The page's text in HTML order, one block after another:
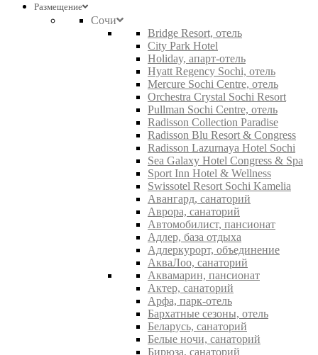
Размещение
Сочи
Bridge Resort, отель
City Park Hotel
Holiday, апарт-отель
Hyatt Regency Sochi, отель
Mercure Sochi Centre, отель
Orchestra Crystal Sochi Resort
Pullman Sochi Centre, отель
Radisson Collection Paradise
Radisson Blu Resort & Congress
Radisson Lazurnaya Hotel Sochi
Sea Galaxy Hotel Congress & Spa
Sport Inn Hotel & Wellness
Swissotel Resort Sochi Kamelia
Авангард, санаторий
Аврора, санаторий
Автомобилист, пансионат
Адлер, база отдыха
Адлеркурорт, объединение
АкваЛоо, санаторий
Аквамарин, пансионат
Актер, санаторий
Арфа, парк-отель
Бархатные сезоны, отель
Беларусь, санаторий
Белые ночи, санаторий
Бирюза, санаторий